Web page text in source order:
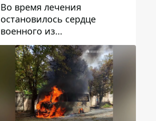
Во время лечения
остановилось сердце
военного из
Днепропетровской области
Ростислава Лупашко